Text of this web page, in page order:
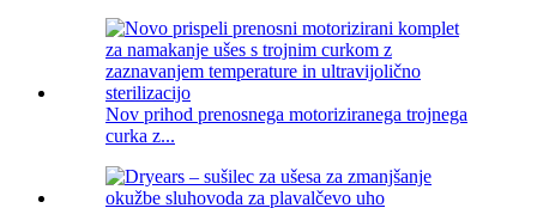
Nov prihod prenosnega motoriziranega trojnega
curka z...